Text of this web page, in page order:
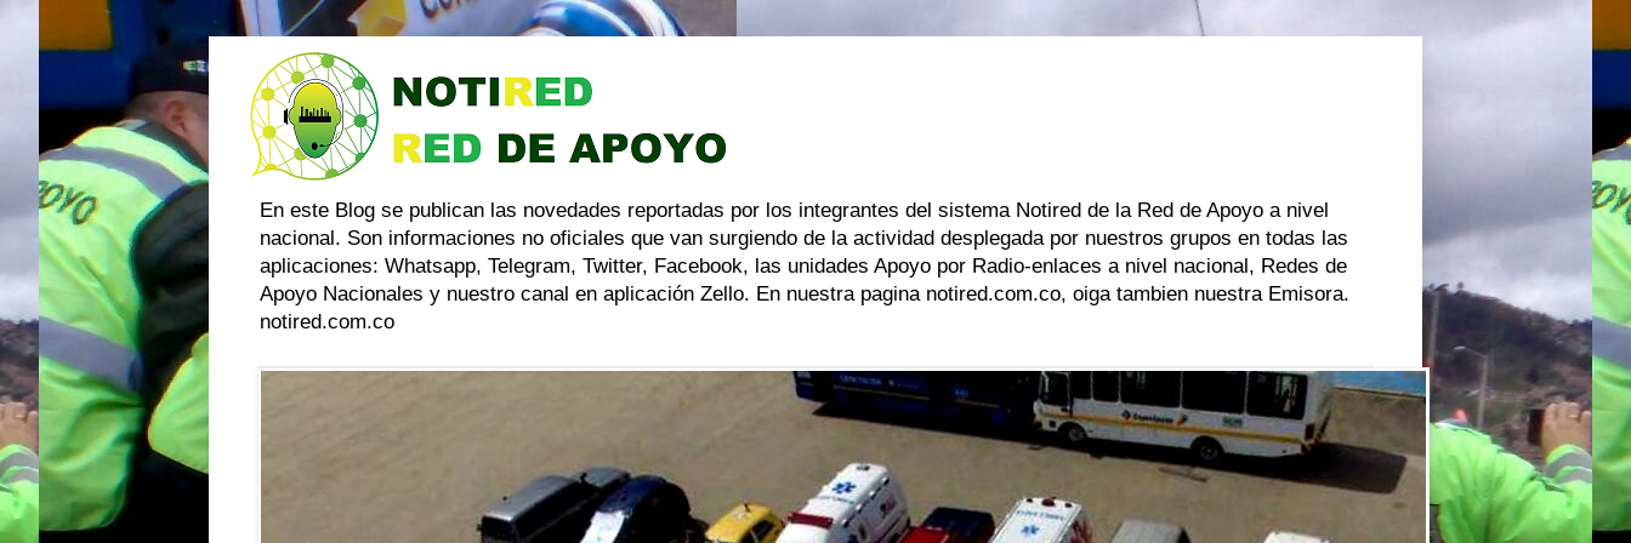
En este Blog se publican las novedades reportadas por los integrantes del sistema Notired de la Red de Apoyo a nivel
nacional. Son informaciones no oficiales que van surgiendo de la actividad desplegada por nuestros grupos en todas las
aplicaciones: Whatsapp, Telegram, Twitter, Facebook, las unidades Apoyo por Radio-enlaces a nivel nacional, Redes de
Apoyo Nacionales y nuestro canal en aplicación Zello. En nuestra pagina notired.com.co, oiga tambien nuestra Emisora.
notired.com.co